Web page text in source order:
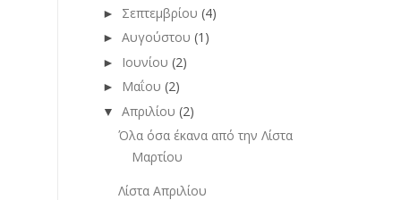
► Σεπτεμβρίου (4)
► Αυγούστου (1)
► Ιουνίου (2)
► Μαΐου (2)
▼ Απριλίου (2)
Όλα όσα έκανα από την Λίστα
Μαρτίου
Λίστα Απριλίου